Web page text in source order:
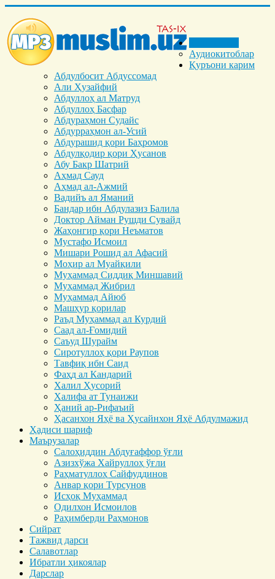
Аудиокитоблар
Қуръони карим
Абдулбосит Абдуссомад
Али Ҳузайфий
Абдуллоҳ ал Матруд
Абдуллоҳ Басфар
Абдураҳмон Судайс
Абдурраҳмон ал-Усий
Абдурашид қори Баҳромов
Абдулқодир қори Ҳусанов
Абу Бакр Шатрий
Аҳмад Сауд
Аҳмад ал-Ажмий
Вадийъ ал Яманий
Бандар ибн Абдулазиз Балила
Доктор Айман Рушди Сувайд
Жаҳонгир қори Неъматов
Мустафо Исмоил
Мишари Рошид ал Афасий
Моҳир ал Муайқили
Муҳаммад Cиддиқ Миншавий
Муҳаммад Жибрил
Муҳаммад Айюб
Машҳур қорилар
Раъд Муҳаммад ал Курдий
Саад ал-Ғомидий
Саъуд Шурайм
Сиротуллоҳ қори Раупов
Тавфиқ ибн Саид
Фаҳд ал Кандарий
Халил Ҳусорий
Халифа ат Тунаижи
Ҳаний ар-Рифаъий
Ҳасанхон Яҳё ва Ҳусайнхон Яҳё Абдулмажид
Ҳадиси шариф
Маърузалар
Салоҳиддин Абдуғаффор ўғли
Азизхўжа Хайруллоҳ ўғли
Раҳматуллоҳ Сайфуддинов
Анвар қори Турсунов
Исҳоқ Муҳаммад
Одилхон Исмоилов
Раҳимберди Раҳмонов
Сийрат
Тажвид дарси
Салавотлар
Ибратли ҳикоялар
Дарслар